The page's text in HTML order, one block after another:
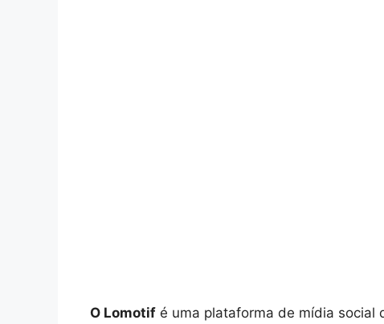
O Lomotif é uma plataforma de mídia social